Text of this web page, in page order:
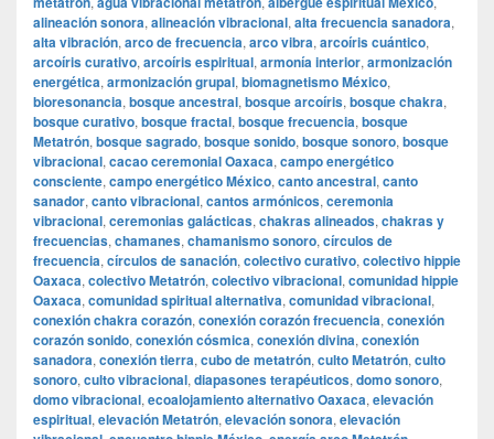
alineación sonora, alineación vibracional, alta frecuencia sanadora,
alta vibración, arco de frecuencia, arco vibra, arcoíris cuántico,
arcoíris curativo, arcoíris espiritual, armonía interior, armonización
energética, armonización grupal, biomagnetismo México,
bioresonancia, bosque ancestral, bosque arcoíris, bosque chakra,
bosque curativo, bosque fractal, bosque frecuencia, bosque
Metatrón, bosque sagrado, bosque sonido, bosque sonoro, bosque
vibracional, cacao ceremonial Oaxaca, campo energético
consciente, campo energético México, canto ancestral, canto
sanador, canto vibracional, cantos armónicos, ceremonia
vibracional, ceremonias galácticas, chakras alineados, chakras y
frecuencias, chamanes, chamanismo sonoro, círculos de
frecuencia, círculos de sanación, colectivo curativo, colectivo hippie
Oaxaca, colectivo Metatrón, colectivo vibracional, comunidad hippie
Oaxaca, comunidad spiritual alternativa, comunidad vibracional,
conexión chakra corazón, conexión corazón frecuencia, conexión
corazón sonido, conexión cósmica, conexión divina, conexión
sanadora, conexión tierra, cubo de metatrón, culto Metatrón, culto
sonoro, culto vibracional, diapasones terapéuticos, domo sonoro,
domo vibracional, ecoalojamiento alternativo Oaxaca, elevación
espiritual, elevación Metatrón, elevación sonora, elevación